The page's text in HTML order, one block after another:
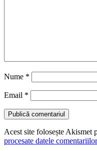
Nume *
Email *
Acest site folosește Akismet
procesate datele